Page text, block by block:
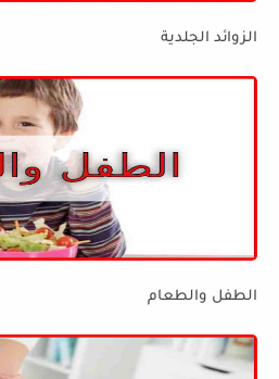
الزوائد الجلدية
الطفل والطعام